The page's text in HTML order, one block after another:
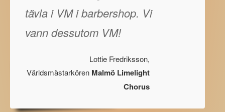
tävla i VM i barbershop. Vi
vann dessutom VM!
Lottie Fredriksson,
Världsmästarkören Malmö Limelight
Chorus